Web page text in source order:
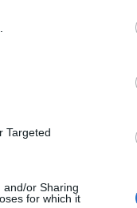
Targeted
and/or Sharing
for which it